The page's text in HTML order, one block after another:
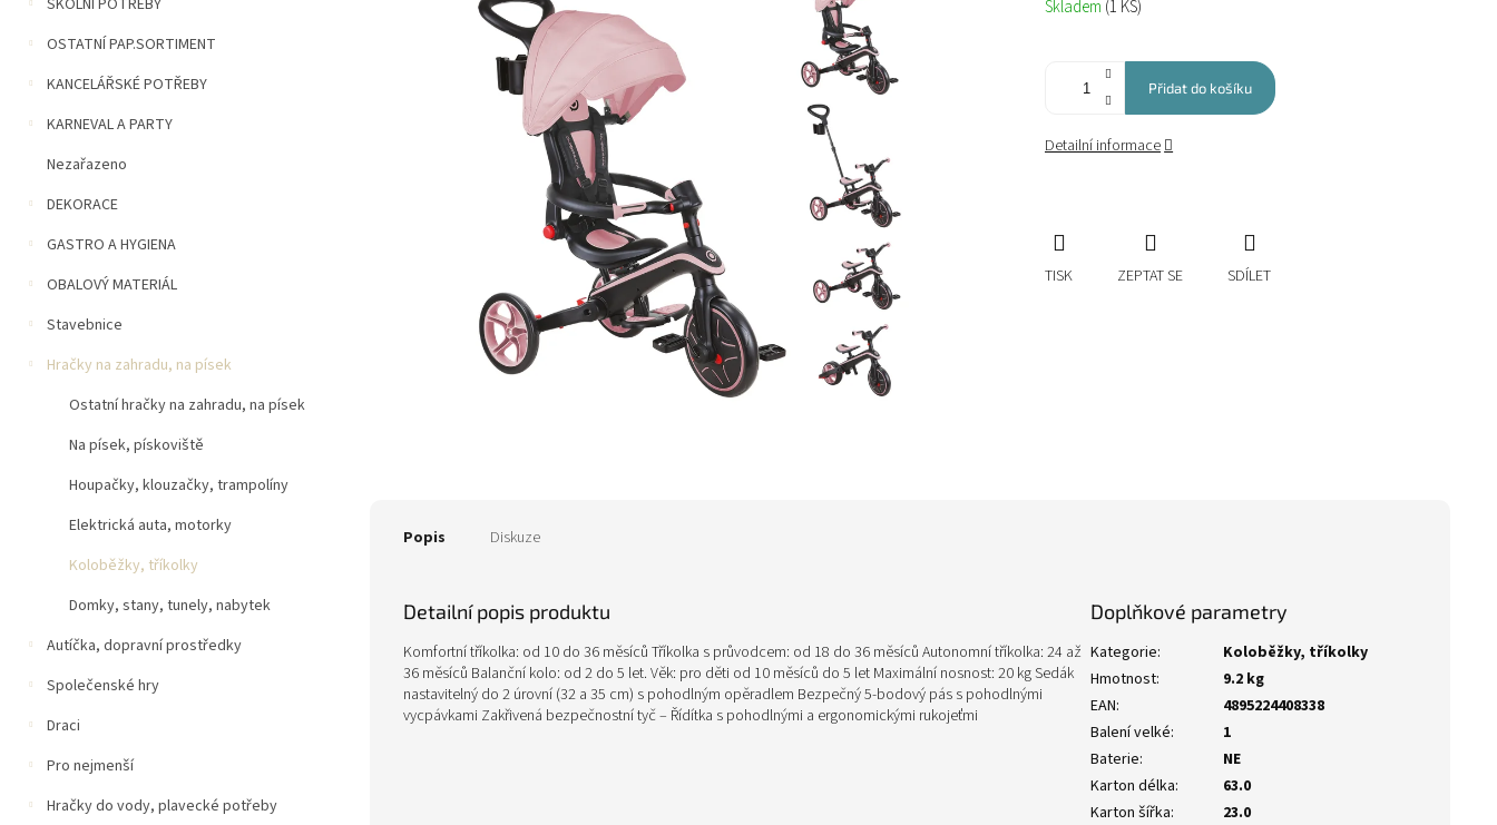
p
a
e
ŠKOLNÍ POTŘEBY
OSTATNÍ PAP.SORTIMENT
KANCELÁŘSKÉ POTŘEBY
KARNEVAL A PARTY
Nezařazeno
DEKORACE
GASTRO A HYGIENA
OBALOVÝ MATERIÁL
Stavebnice
Hračky na zahradu, na písek
Ostatní hračky na zahradu, na písek
Na písek, pískoviště
Houpačky, klouzačky, trampolíny
Elektrická auta, motorky
Koloběžky, tříkolky
Domky, stany, tunely, nabytek
Autíčka, dopravní prostředky
Společenské hry
Draci
Pro nejmenší
Hračky do vody, plavecké potřeby
cena:
Skladem (1 KS)
Přidat do košíku
Detailní informace
TISK ZEPTAT SE SDÍLET
Popis Diskuze
Detailní popis produktu
Komfortní tříkolka: od 10 do 36 měsíců Tříkolka s průvodcem: od 18 do 36 měsíců Autonomní tříkolka: 24 až
36 měsíců Balanční kolo: od 2 do 5 let. Věk: pro děti od 10 měsíců do 5 let Maximální nosnost: 20 kg Sedák
nastavitelný do 2 úrovní (32 a 35 cm) s pohodlným opěradlem Bezpečný 5-bodový pás s pohodlnými
vycpávkami Zakřivená bezpečnostní tyč – Řídítka s pohodlnými a ergonomickými rukojeťmi
Doplňkové parametry
Kategorie:
Koloběžky, tříkolky
Hmotnost:
9.2 kg
EAN:
4895224408338
Balení velké:
1
Baterie:
NE
Karton délka:
63.0
Karton šířka:
23.0